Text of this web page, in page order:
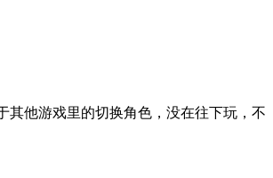
其他游戏里的切换角色，没在往下玩，不